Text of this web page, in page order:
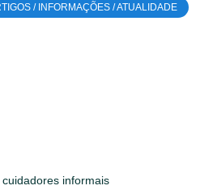
/ INFORMAÇÕES / ATUALIDADE
cuidadores informais